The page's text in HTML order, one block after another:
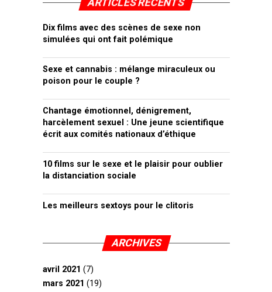
ARTICLES RÉCENTS
Dix films avec des scènes de sexe non
simulées qui ont fait polémique
Sexe et cannabis : mélange miraculeux ou
poison pour le couple ?
Chantage émotionnel, dénigrement,
harcèlement sexuel : Une jeune scientifique
écrit aux comités nationaux d’éthique
10 films sur le sexe et le plaisir pour oublier
la distanciation sociale
Les meilleurs sextoys pour le clitoris
ARCHIVES
avril 2021 (7)
mars 2021 (19)